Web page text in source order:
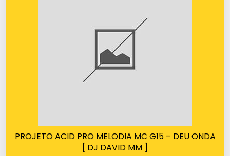
PROJETO ACID PRO MELODIA MC G15 – DEU ONDA
[ DJ DAVID MM ]